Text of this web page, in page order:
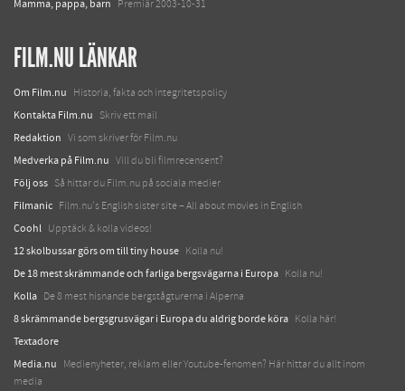
Mamma, pappa, barn Premiär 2003-10-31
FILM.NU LÄNKAR
Om Film.nu Historia, fakta och integritetspolicy
Kontakta Film.nu Skriv ett mail
Redaktion Vi som skriver för Film.nu
Medverka på Film.nu Vill du bli filmrecensent?
Följ oss Så hittar du Film.nu på sociala medier
Filmanic Film.nu's English sister site – All about movies in English
Coohl Upptäck & kolla videos!
12 skolbussar görs om till tiny house Kolla nu!
De 18 mest skrämmande och farliga bergsvägarna i Europa Kolla nu!
Kolla De 8 mest hisnande bergstågturerna i Alperna
8 skrämmande bergsgrusvägar i Europa du aldrig borde köra Kolla här!
Textadore
Media.nu
Medienyheter, reklam eller Youtube-fenomen? Här hittar du allt inom
media